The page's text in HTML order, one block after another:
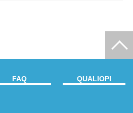
FAQ QUALIOPI